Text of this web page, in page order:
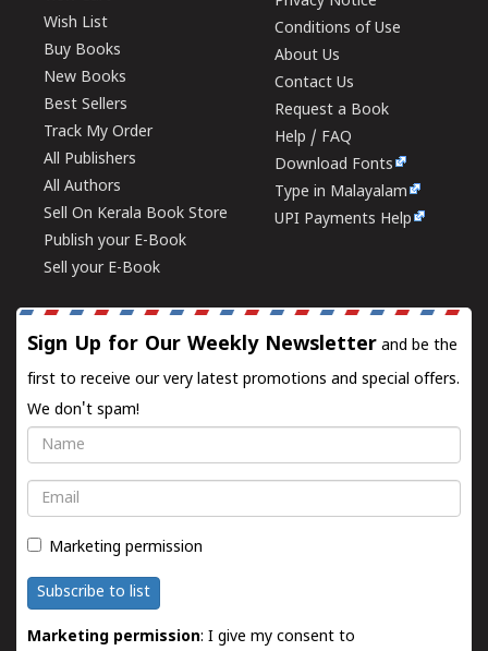
Wish List
Buy Books
New Books
Best Sellers
Track My Order
All Publishers
All Authors
Sell On Kerala Book Store
Publish your E-Book
Sell your E-Book
Conditions of Use
About Us
Contact Us
Request a Book
Help / FAQ
Download Fonts
Type in Malayalam
UPI Payments Help
Sign Up for Our Weekly Newsletter and be the
first to receive our very latest promotions and special offers.
We don't spam!
Name
Email
Marketing permission
Subscribe to list
Marketing permission: I give my consent to